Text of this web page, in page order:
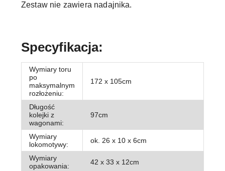
Zestaw nie zawiera nadajnika.
Specyfikacja:
Wymiary toru
po
maksymalnym
rozłożeniu:
172 x 105cm
Długość
kolejki z
wagonami:
97cm
Wymiary
lokomotywy:
ok. 26 x 10 x 6cm
Wymiary
opakowania:
42 x 33 x 12cm